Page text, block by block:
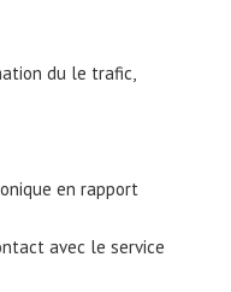
du le trafic,
en rapport
avec le service